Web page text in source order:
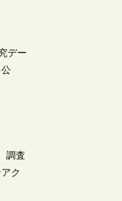
デー
調査
ク